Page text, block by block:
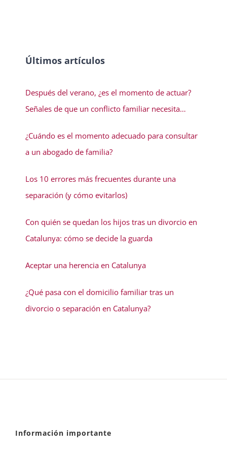
Últimos artículos
Después del verano, ¿es el momento de actuar?
Señales de que un conflicto familiar necesita
¿Cuándo es el momento adecuado para consultar
a un abogado de familia?
Los 10 errores más frecuentes durante una
separación (y cómo evitarlos)
Con quién se quedan los hijos tras un divorcio en
Catalunya: cómo se decide la guarda
Aceptar una herencia en Catalunya
¿Qué pasa con el domicilio familiar tras un
divorcio o separación en Catalunya?
Información importante